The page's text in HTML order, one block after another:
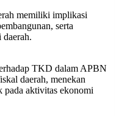
memiliki implikasi
serta
TKD dalam APBN
daerah, menekan
pada aktivitas ekonomi